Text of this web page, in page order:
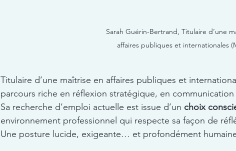
Sarah Guérin-Bertrand, Titulaire d’une
affaires publiques et internationales
Titulaire d’une maîtrise en affaires publiques et
parcours riche en réflexion stratégique, en
Sa recherche d’emploi actuelle est issue d’un choix
environnement professionnel qui respecte sa façon de
Une posture lucide, exigeante… et profondément